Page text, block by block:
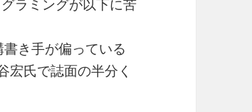
ラミングが以下に苦
き手が偏っている
宏氏で誌面の半分く